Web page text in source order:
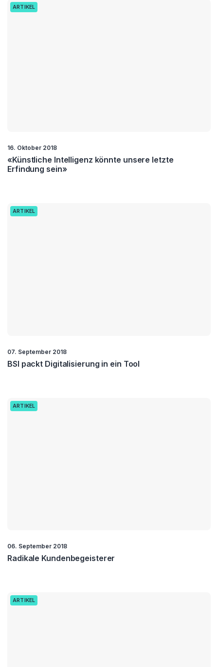
ARTIKEL
16. Oktober 2018
«Künstliche Intelligenz könnte unsere letzte
Erfindung sein»
ARTIKEL
07. September 2018
BSI packt Digitalisierung in ein Tool
ARTIKEL
06. September 2018
Radikale Kundenbegeisterer
ARTIKEL